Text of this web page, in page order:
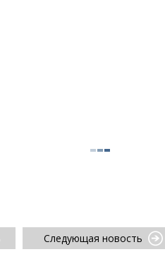
Следующая новость